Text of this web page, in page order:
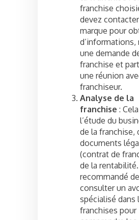
franchise
devez
marque pour
d’informations,
une demande
franchise et
une réunion
franchiseur.
Analyse de la
franchise :
l’étude du
de la franchise,
documents
(contrat de
de la
recommandé de
consulter un
spécialisé dans
franchises pour